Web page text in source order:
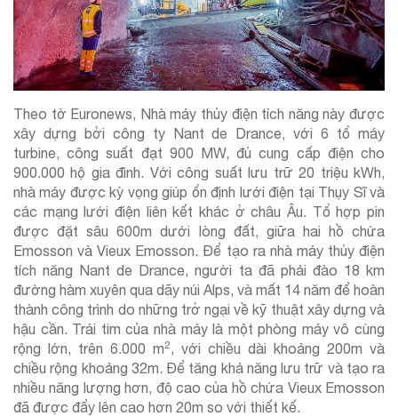
Theo tờ Euronews, Nhà máy thủy điện tích năng này được
xây dựng bởi công ty Nant de Drance, với 6 tổ máy
turbine, công suất đạt 900 MW, đủ cung cấp điện cho
900.000 hộ gia đình. Với công suất lưu trữ 20 triệu kWh,
nhà máy được kỳ vọng giúp ổn định lưới điện tại Thụy Sĩ và
các mạng lưới điện liên kết khác ở châu Âu. Tổ hợp pin
được đặt sâu 600m dưới lòng đất, giữa hai hồ chứa
Emosson và Vieux Emosson. Để tạo ra nhà máy thủy điện
tích năng Nant de Drance, người ta đã phải đào 18 km
đường hàm xuyên qua dãy núi Alps, và mất 14 năm để hoàn
thành công trình do những trở ngại về kỹ thuật xây dựng và
hậu cần. Trái tim của nhà máy là một phòng máy vô cùng
rộng lớn, trên 6.000 m2, với chiều dài khoảng 200m và
chiều rộng khoảng 32m. Để tăng khả năng lưu trữ và tạo ra
nhiều năng lượng hơn, độ cao của hồ chứa Vieux Emosson
đã được đẩy lên cao hơn 20m so với thiết kế.